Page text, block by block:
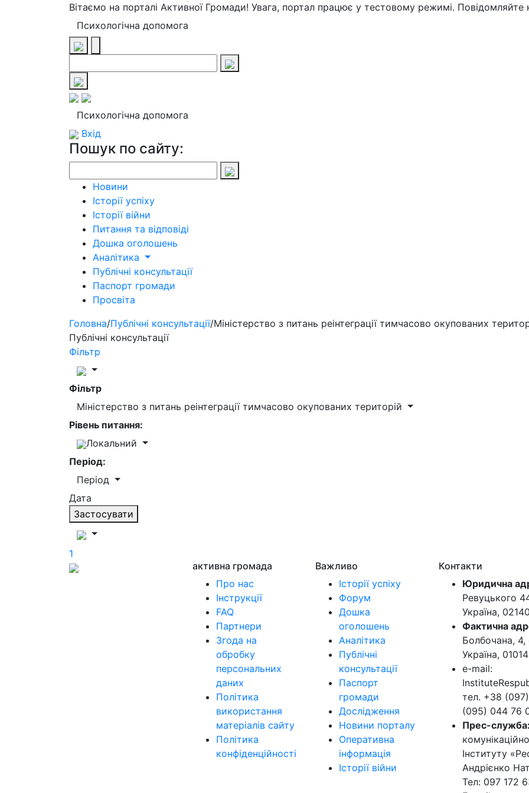
Вітаємо на порталі Активної Громади! Увага, портал працює у тестовому режимі.
Психологічна допомога
Психологічна допомога
Вхід
Пошук по сайту:
Новини
Історії успіху
Історії війни
Питання та відповіді
Дошка оголошень
Аналітика
Публічні консультації
Паспорт громади
Просвіта
Головна/Публічні консультації/Міністерство з питань реінтеграції тимчасово окупованих
Публічні консультації
Фільтр
Фільтр
Міністерство з питань реінтеграції тимчасово окупованих територій
Рівень питання:
Локальний
Період:
Період
Дата
Застосувати
1
активна громада
Про нас
Інструкції
FAQ
Партнери
Згода на
обробку
персональних
даних
Політика
використання
матеріалів сайту
Політика
конфіденційності
Важливо
Історії успіху
Форум
Дошка
оголошень
Аналітика
Публічні
консультації
Паспорт
громади
Дослідження
Новини порталу
Оперативна
інформація
Історії війни
Контакти
Юридична
Ревуцького
Україна,
Фактична
Болбочана, 4,
Україна, 01014
e-mail:
тел. +38
(095) 044 76
Прес-
Інституту
Андрієнко
Тел: 097 172